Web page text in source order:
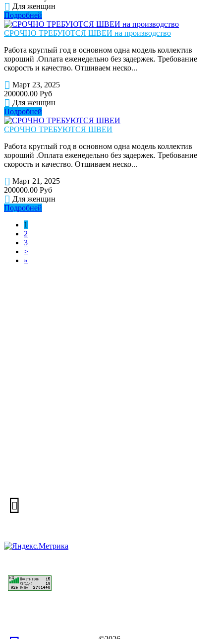
Для женщин
Подробней
СРОЧНО ТРЕБУЮТСЯ ШВЕИ на производство
Работа круглый год в основном одна модель коллектив
хороший .Оплата еженедельно без задержек. Требование
скорость и качество. Отшиваем неско...
Март 23, 2025
200000.00 Руб
Для женщин
Подробней
СРОЧНО ТРЕБУЮТСЯ ШВЕИ
Работа круглый год в основном одна модель коллектив
хороший .Оплата еженедельно без задержек. Требование
скорость и качество. Отшиваем неско...
Март 21, 2025
200000.00 Руб
Для женщин
Подробней
1
2
3
>
»